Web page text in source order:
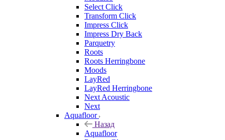
Select Click
Transform Click
Impress Click
Impress Dry Back
Parquetry
Roots
Roots Herringbone
Moods
LayRed
LayRed Herringbone
Next Acoustic
Next
Aquafloor
Назад
Aquafloor